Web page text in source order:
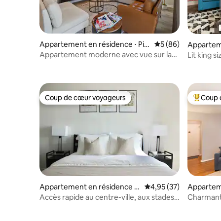
Appartement en résidence ⋅ Pitt
sburgh
Évaluation
5 (86)
Appartement moderne avec vue sur la
Lit king
Coup de cœur voyageurs
Coup de cœur voyageurs
Appartement en résidence ⋅
Pittsburgh
Évaluation moyenne
4,95 (37)
Accès rapide au centre-ville, aux stades
Coups
Coup